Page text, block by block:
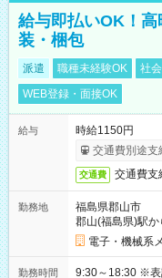
給与即払いOK！
装・梱包
派遣 職種未経験OK 社
WEB登録・面接OK
給与
時給1150円
交通費別途支
交通費 交通費支
勤務地
福島県郡山市
郡山(福島県)駅
電子・機械系
勤務時間 9:30